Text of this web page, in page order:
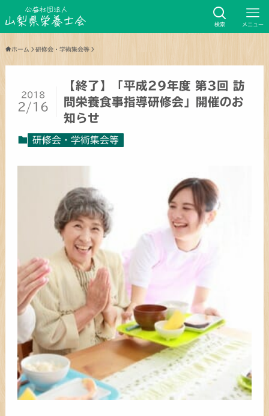
検索 メニュー
ホーム 研修会・学術集会等
【終了】「平成29年度 第3回 訪
問栄養食事指導研修会」開催のお
知らせ
2018
2/16
研修会・学術集会等